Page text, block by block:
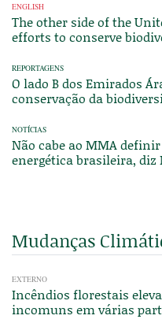
ENGLISH
The other side of the
efforts to conserve
REPORTAGENS
O lado B dos Emirados
conservação da
NOTÍCIAS
Não cabe ao MMA
energética brasileira, diz
Mudanças
EXTERNO
Incêndios florestais
incomuns em várias